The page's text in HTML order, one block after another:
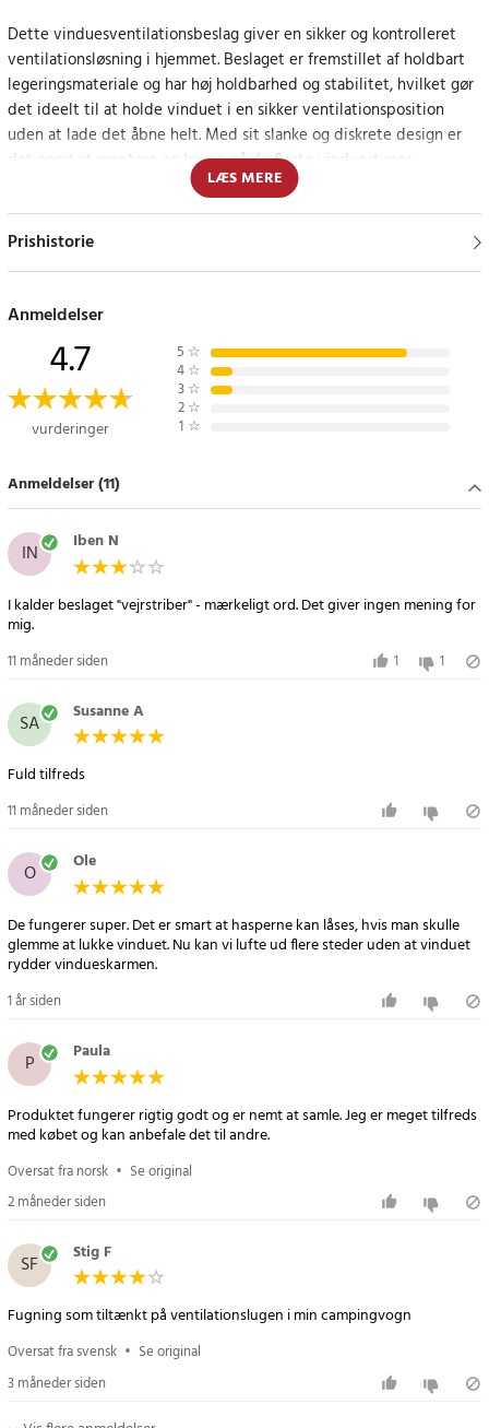
Dette vinduesventilationsbeslag giver en sikker og kontrolleret
ventilationsløsning i hjemmet. Beslaget er fremstillet af holdbart
legeringsmateriale og har høj holdbarhed og stabilitet, hvilket gør
det ideelt til at holde vinduet i en sikker ventilationsposition
uden at lade det åbne helt. Med sit slanke og diskrete design er
det nemt at montere og bruge på de fleste vinduestyper.
Nem justering for tilpasset ventilation
samtidig forhindre uønskede åbninger. Et fremragende tilbehør til
Specifikation
- Materiale: Legering
- Justerbar længde: 2,5-18 cm
Article number:115979
LÆS MERE
Prishistorie
Anmeldelser
4.7
vurderinger
5 ☆
4 ☆
3 ☆
2 ☆
1 ☆
Anmeldelser (11)
IN Iben N
I kalder beslaget "vejrstriber" - mærkeligt ord. Det giver ingen mening for
mig.
11 måneder siden 1 1
SA Susanne A
Fuld tilfreds
11 måneder siden
O Ole
De fungerer super. Det er smart at hasperne kan låses, hvis man skulle
glemme at lukke vinduet. Nu kan vi lufte ud flere steder uden at vinduet
rydder vindueskarmen.
1 år siden
P Paula
Produktet fungerer rigtig godt og er nemt at samle. Jeg er meget tilfreds
med købet og kan anbefale det til andre.
Oversat fra norsk • Se original
2 måneder siden
SF Stig F
Fugning som tiltænkt på ventilationslugen i min campingvogn
Oversat fra svensk • Se original
3 måneder siden